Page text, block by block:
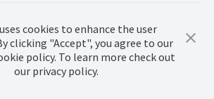
SIA, Visas autortiesības aizsargātas
cookies to enhance the user
clicking "Accept", you agree to our
policy. To learn more check out
our privacy policy.